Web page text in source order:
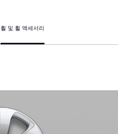
휠 및 휠 액세서리